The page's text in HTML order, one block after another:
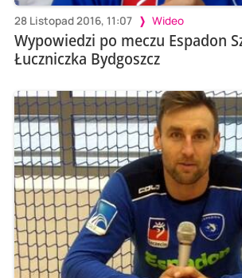
28 Listopad 2016, 11:07 Wideo
Wypowiedzi po meczu Espadon
Łuczniczka Bydgoszcz